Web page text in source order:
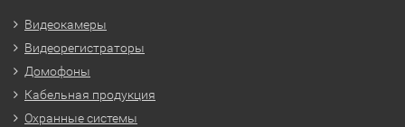
Видеокамеры
Видеорегистраторы
Домофоны
Кабельная продукция
Охранные системы